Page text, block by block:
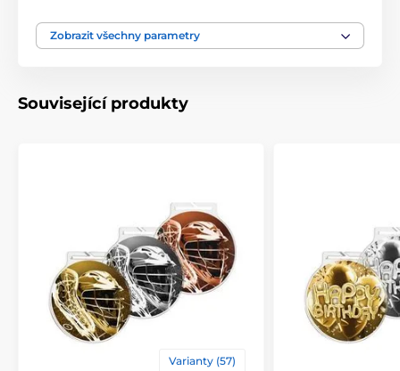
Typ ocenění
Zobrazit všechny parametry
Související produkty
Varianty (57)